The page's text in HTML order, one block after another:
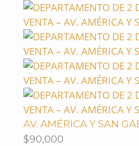
AV. AMÉRICA Y SAN
$90,000